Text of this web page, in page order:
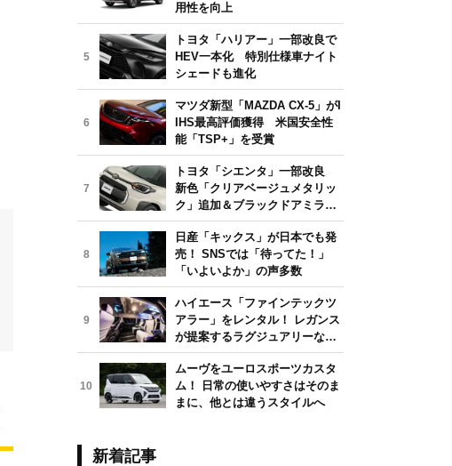
用性を向上
5
トヨタ「ハリアー」一部改良で
HEV一本化 特別仕様車ナイト
シェードも進化
6
マツダ新型「MAZDA CX-5」がI
IHS最高評価獲得 米国安全性
能「TSP+」を受賞
7
トヨタ「シエンタ」一部改良
新色「クリアベージュメタリッ
ク」追加＆ブラックドアミラー
採用
8
日産「キックス」が日本でも発
売！ SNSでは「待ってた！」
「いよいよか」の声多数
9
ハイエース「ファインテックツ
アラー」をレンタル！ レガンス
が提案するラグジュアリーな移
動体験
10
ムーヴをユーロスポーツカスタ
ム！ 日常の使いやすさはそのま
まに、他とは違うスタイルへ
新着記事